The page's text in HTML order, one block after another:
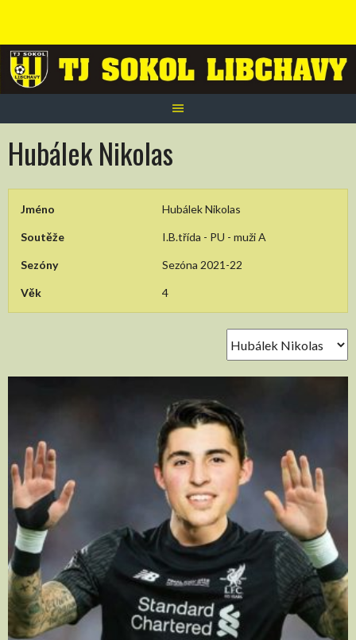
content
Hubálek Nikolas
Jméno Hubálek Nikolas
Soutěže I.B.třída - PU - muži A
Sezóny Sezóna 2021-22
Věk 4